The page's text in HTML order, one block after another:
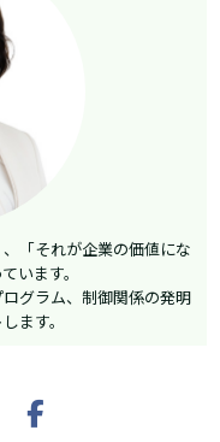
「それが企業の価値にな
います。
グラム、制御関係の発明
ます。
